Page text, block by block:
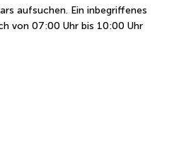
aufsuchen. Ein inbegriffenes
von 07:00 Uhr bis 10:00 Uhr